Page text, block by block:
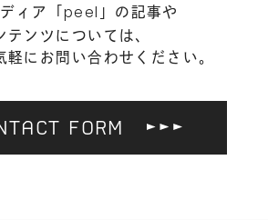
ィア「 peel
」の記事や
テンツについては、
軽にお問い合わせください。
FORM